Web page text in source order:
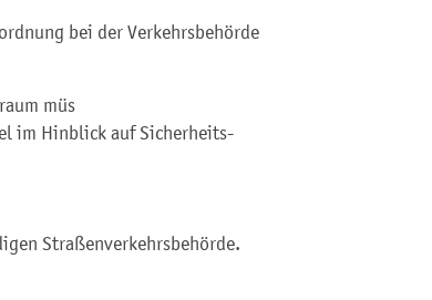
bei der Verkehrsbehörde
müs
im Hinblick auf Sicherheits-
Straßenverkehrsbehörde.